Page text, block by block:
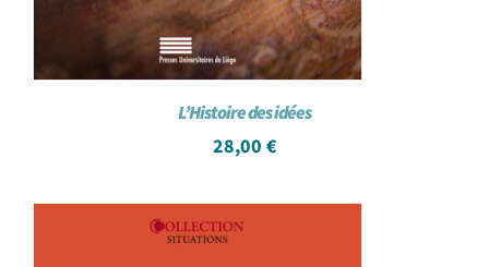
L’Histoire des idées
28,00 €